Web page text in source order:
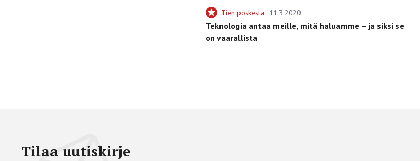
Tien poskesta 11.3.2020
Teknologia antaa meille, mitä haluamme – ja siksi se
on vaarallista
Tilaa uutiskirje